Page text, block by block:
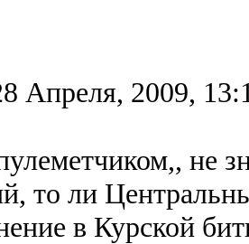
Апреля, 2009,
не
то ли
в Курской